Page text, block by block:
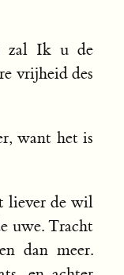
zal Ik u de
vrijheid des
want het is
liever de wil
uwe. Tracht
dan meer.